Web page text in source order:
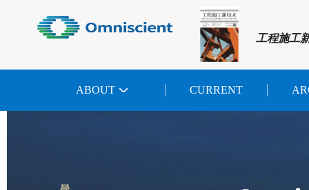
工程施工
ABOUT CURRENT